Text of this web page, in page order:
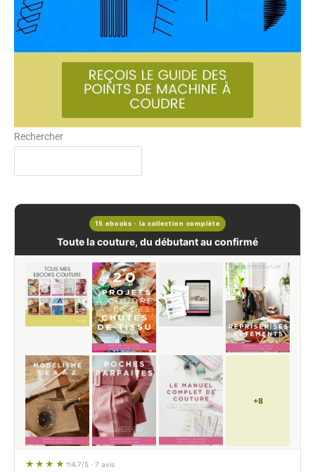
Rechercher
15 ebooks · la collection complète
Toute la couture, du débutant au confirmé
+8
4.7/5 · 7 avis